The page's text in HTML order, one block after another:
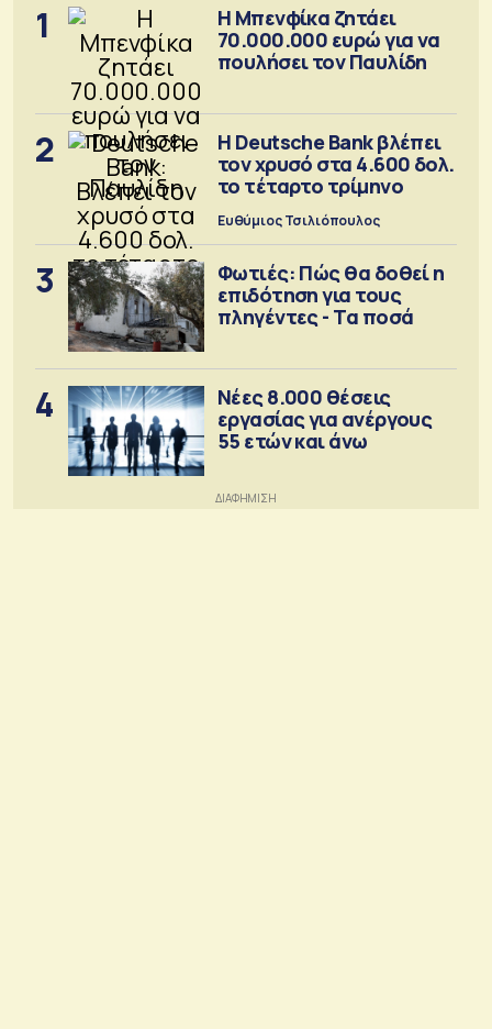
1
Η Μπενφίκα ζητάει
70.000.000 ευρώ για να
πουλήσει τον Παυλίδη
2
Η Deutsche Bank βλέπει
τον χρυσό στα 4.600 δολ.
το τέταρτο τρίμηνο
Ευθύμιος Τσιλιόπουλος
3
Φωτιές: Πώς θα δοθεί η
επιδότηση για τους
πληγέντες - Τα ποσά
4
Νέες 8.000 θέσεις
εργασίας για ανέργους
55 ετών και άνω